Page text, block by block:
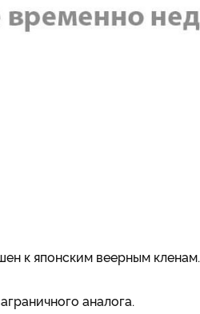
к японским веерным кленам.
аналога.